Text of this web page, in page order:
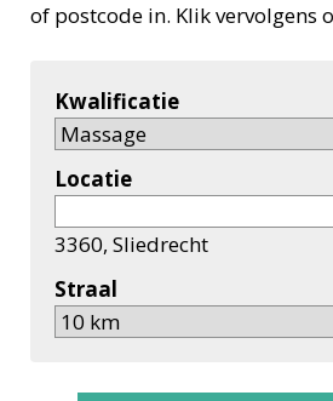
of postcode in. Klik vervolgens
Kwalificatie
Locatie
3360, Sliedrecht
Straal